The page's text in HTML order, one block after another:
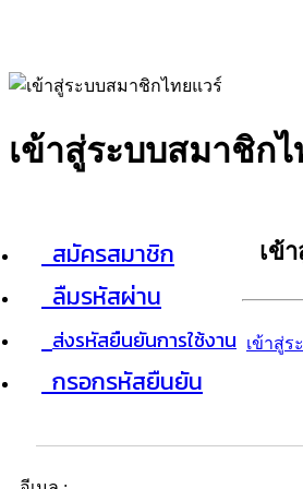
เข้าสู่ระบบสมาชิก
สมัครสมาชิก
ลืมรหัสผ่าน
ส่งรหัสยืนยันการใช้งาน
กรอกรหัสยืนยัน
เข้
เข้าสู่ร